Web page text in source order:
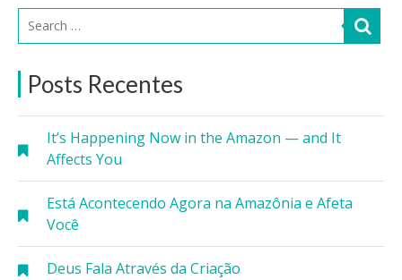
Posts Recentes
It’s Happening Now in the Amazon — and It
Affects You
Está Acontecendo Agora na Amazônia e Afeta
Você
Deus Fala Através da Criação